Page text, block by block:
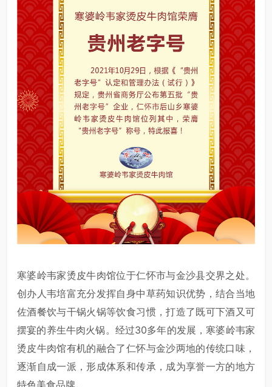
寒婆岭韦家烫皮牛肉馆位于仁怀市与金沙县交界之处。
创办人韦培富充分发挥自身中草药知识优势，结合当地
佐酒餐饮与干锅火锅等饮食习惯，打造了既可下酒又可
摆宴的养生牛肉火锅。经过30多年的发展，寒婆岭韦家
烫皮牛肉馆有机的融合了仁怀与金沙两地的传统口味，
逐渐自成一派，形成体系和传承，成为享誉一方的地方
特色美食品牌。